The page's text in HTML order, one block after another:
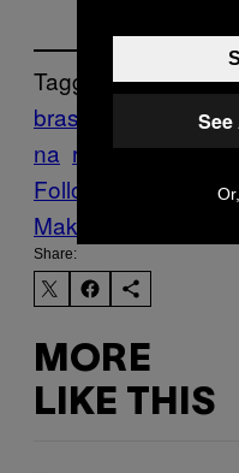
Tagged:
brasil
na rangos
Follow Us On
Make Us Preferred
Share:
MORE
LIKE THIS